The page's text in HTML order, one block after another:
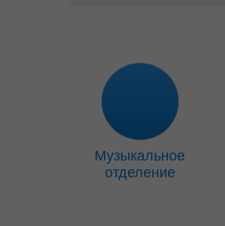
Музыкальное
отделение